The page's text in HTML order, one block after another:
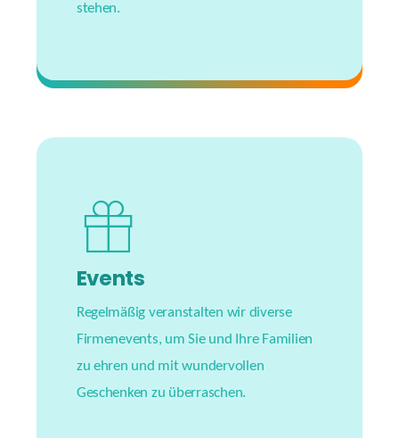
stehen.
Events
Regelmäßig veranstalten wir diverse
Firmenevents, um Sie und Ihre Familien
zu ehren und mit wundervollen
Geschenken zu überraschen.